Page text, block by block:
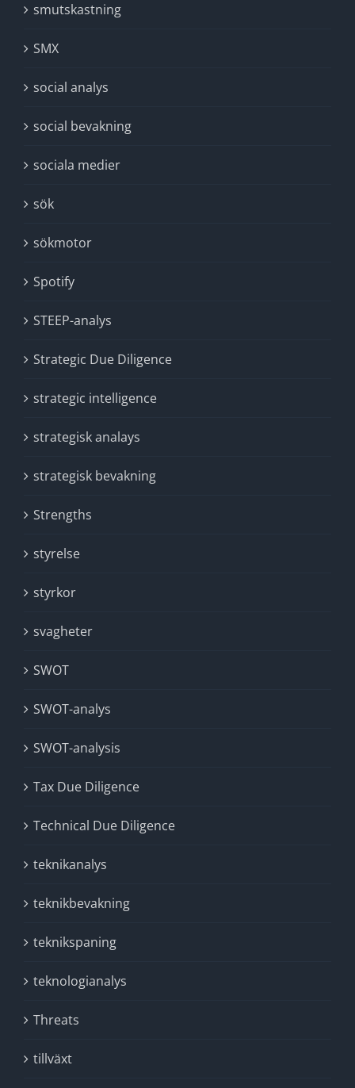
smutskastning
SMX
social analys
social bevakning
sociala medier
sök
sökmotor
Spotify
STEEP-analys
Strategic Due Diligence
strategic intelligence
strategisk analays
strategisk bevakning
Strengths
styrelse
styrkor
svagheter
SWOT
SWOT-analys
SWOT-analysis
Tax Due Diligence
Technical Due Diligence
teknikanalys
teknikbevakning
teknikspaning
teknologianalys
Threats
tillväxt